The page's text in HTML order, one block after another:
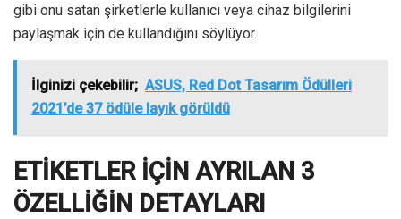
gibi onu satan şirketlerle kullanıcı veya cihaz bilgilerini
paylaşmak için de kullandığını söylüyor.
İlginizi çekebilir; ASUS, Red Dot Tasarım Ödülleri
2021’de 37 ödüle layık görüldü
ETİKETLER İÇİN AYRILAN 3
ÖZELLİĞİN DETAYLARI